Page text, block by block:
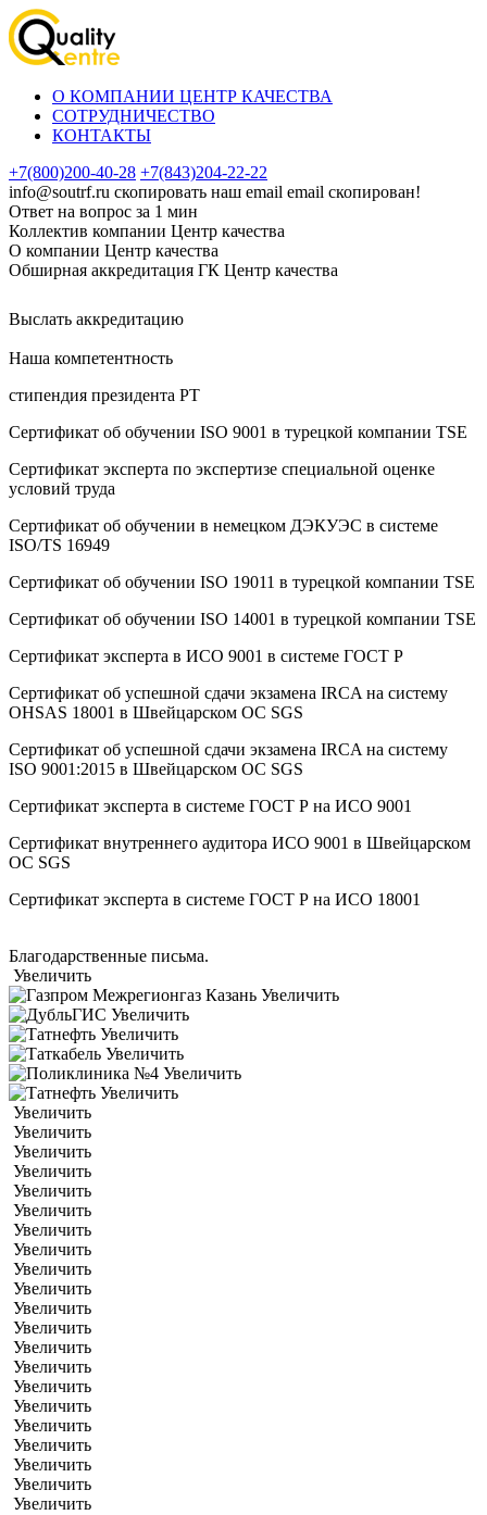
О КОМПАНИИ ЦЕНТР КАЧЕСТВА
СОТРУДНИЧЕСТВО
КОНТАКТЫ
+7(800)200-40-28 +7(843)204-22-22
info@soutrf.ru скопировать наш email email скопирован!
Ответ на вопрос за 1 мин
Коллектив компании Центр качества
О компании Центр качества
Обширная аккредитация ГК Центр качества
Выслать аккредитацию
Наша компетентность
стипендия президента РТ
Сертификат об oбучeнии ISO 9001 в турецкой компании TSE
Сертификат эксперта по экспертизе специальной оценке
условий труда
Сертификат об oбучeнии в немецком ДЭКУЭС в системе
ISO/TS 16949
Сертификат об oбучeнии ISO 19011 в турецкой компании TSE
Сертификат об oбучeнии ISO 14001 в турецкой компании TSE
Сертификат эксперта в ИСО 9001 в системе ГОСТ Р
Сертификат об успешной сдачи экзамена IRCA на систему
OHSAS 18001 в Швейцарском ОС SGS
Сертификат об успешной сдачи экзамена IRCA на систему
ISO 9001:2015 в Швейцарском ОС SGS
Сертификат эксперта в системе ГОСТ Р на ИСО 9001
Сертификат внутреннего аудитора ИСО 9001 в Швейцарском
ОС SGS
Сертификат эксперта в системе ГОСТ Р на ИСО 18001
Благодарственные письма.
Увеличить
Увеличить
Увеличить
Увеличить
Увеличить
Увеличить
Увеличить
Увеличить
Увеличить
Увеличить
Увеличить
Увеличить
Увеличить
Увеличить
Увеличить
Увеличить
Увеличить
Увеличить
Увеличить
Увеличить
Увеличить
Увеличить
Увеличить
Увеличить
Увеличить
Увеличить
Увеличить
Увеличить